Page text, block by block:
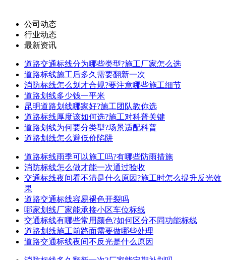
公司动态
行业动态
最新资讯
道路交通标线分为哪些类型?施工厂家怎么选
道路标线施工后多久需要翻新一次
消防标线怎么划才合规?要注意哪些施工细节
道路划线多少钱一平米
昆明道路划线哪家好?施工团队教你选
道路标线厚度该如何选?施工对科普关键
道路划线为何要分类型?场景适配科普
道路划线怎么避低价陷阱
道路标线雨季可以施工吗?有哪些防雨措施
消防标线怎么做才能一次通过验收
交通标线夜间看不清是什么原因?施工时怎么提升反光效
果
道路交通标线容易褪色开裂吗
哪家划线厂家能承接小区车位标线
交通标线有哪些常用颜色?如何区分不同功能标线
道路划线施工前路面需要做哪些处理
道路交通标线夜间不反光是什么原因